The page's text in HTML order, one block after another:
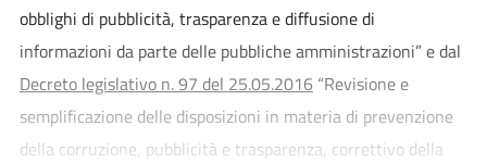
obblighi di pubblicità, trasparenza e diffusione di
informazioni da parte delle pubbliche amministrazioni” e dal
Decreto legislativo n. 97 del 25.05.2016“Revisione e
semplificazione delle disposizioni in materia di prevenzione
della corruzione, pubblicità e trasparenza, correttivo della